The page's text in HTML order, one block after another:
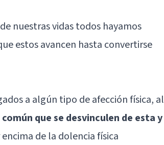
nuestras vidas todos hayamos
estos avancen hasta convertirse
a algún tipo de afección física, al
que se desvinculen de esta y
de la dolencia física